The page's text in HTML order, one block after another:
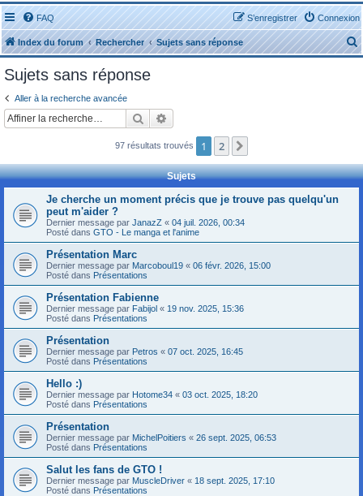
FAQ Connexion
S’enregistrer
Index du forum Rechercher Sujets sans réponse
e
h
Sujets sans réponse
Aller à la recherche avancée
Rechercher
97 résultats trouvés 1 2
Sujets
Je cherche un moment précis que je trouve pas quelqu'un
peut m'aider ?
Dernier message par JanazZ « 04 juil. 2026, 00:34
Posté dans GTO - Le manga et l'anime
Présentation Marc
Dernier message par Marcoboul19 « 06 févr. 2026, 15:00
Posté dans Présentations
Présentation Fabienne
Dernier message par Fabijol « 19 nov. 2025, 15:36
Posté dans Présentations
Présentation
Dernier message par Petros « 07 oct. 2025, 16:45
Posté dans Présentations
Hello :)
Dernier message par Hotome34 « 03 oct. 2025, 18:20
Posté dans Présentations
Présentation
Dernier message par MichelPoitiers « 26 sept. 2025, 06:53
Posté dans Présentations
Salut les fans de GTO !
Dernier message par MuscleDriver « 18 sept. 2025, 17:10
Posté dans Présentations